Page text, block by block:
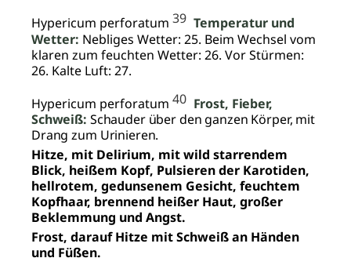
Hypericum perforatum 39 Temperatur und
Wetter: Nebliges Wetter: 25. Beim Wechsel vom
klaren zum feuchten Wetter: 26. Vor Stürmen:
26. Kalte Luft: 27.
Hypericum perforatum 40 Frost, Fieber,
Schweiß: Schauder über den ganzen Körper, mit
Drang zum Urinieren.
Hitze, mit Delirium, mit wild starrendem
Blick, heißem Kopf, Pulsieren der Karotiden,
hellrotem, gedunsenem Gesicht, feuchtem
Kopfhaar, brennend heißer Haut, großer
Beklemmung und Angst.
Frost, darauf Hitze mit Schweiß an Händen
und Füßen.